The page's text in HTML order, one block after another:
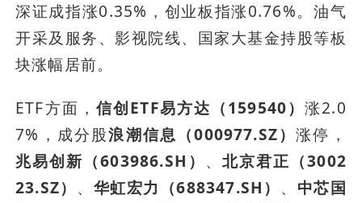
深证成指涨0.35%，创业板指涨0.76%。油气
开采及服务、影视院线、国家大基金持股等板
块涨幅居前。
ETF方面， 信创ETF易方达（159540）涨2.0
7%，成分股浪潮信息（000977.SZ）涨停，
兆易创新（603986.SH） 、 北京君正（3002
23.SZ） 、 华虹宏力（688347.SH） 、 中芯国